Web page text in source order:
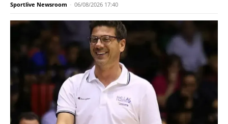
Sportlive Newsroom - 06/08/2026 17:40